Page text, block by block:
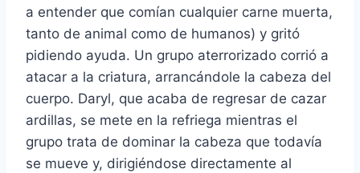
a entender que comí­an cualquier carne muerta,
tanto de animal como de humanos) y gritó
pidiendo ayuda. Un grupo aterrorizado corrió a
atacar a la criatura, arrancándole la cabeza del
cuerpo. Daryl, que acaba de regresar de cazar
ardillas, se mete en la refriega mientras el
grupo trata de dominar la cabeza que todaví­a
se mueve y, dirigiéndose directamente al